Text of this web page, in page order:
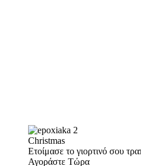
Christmas
Ετοίμασε το γιορτινό σου
Αγοράστε Τώρα